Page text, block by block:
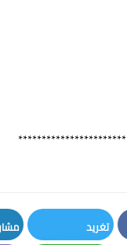
***********************
تغريد